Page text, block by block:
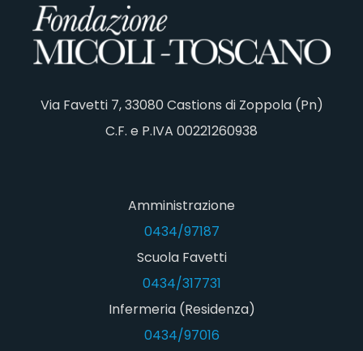
Via Favetti 7, 33080 Castions di Zoppola (Pn)
C.F. e P.IVA 00221260938
Amministrazione
0434/97187
Scuola Favetti
0434/317731
Infermeria (Residenza)
0434/97016